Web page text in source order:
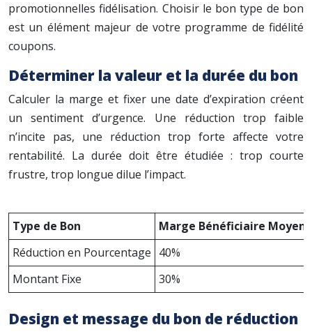
promotionnelles fidélisation. Choisir le bon type de bon
est un élément majeur de votre programme de fidélité
coupons.
Déterminer la valeur et la durée du bon
Calculer la marge et fixer une date d’expiration créent
un sentiment d’urgence. Une réduction trop faible
n’incite pas, une réduction trop forte affecte votre
rentabilité. La durée doit être étudiée : trop courte
frustre, trop longue dilue l’impact.
Type de Bon
Marge Bénéficiaire
Réduction en Pourcentage 40%
Montant Fixe
30%
Design et message du bon de réduction